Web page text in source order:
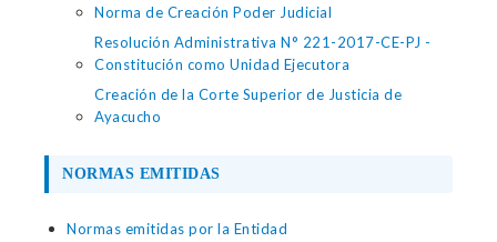
Norma de Creación Poder Judicial
Resolución Administrativa N° 221-2017-CE-PJ -
Constitución como Unidad Ejecutora
Creación de la Corte Superior de Justicia de
Ayacucho
NORMAS EMITIDAS
Normas emitidas por la Entidad